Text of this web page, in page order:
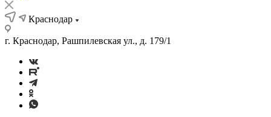
Краснодар
г. Краснодар, Рашпилевская ул., д. 179/1